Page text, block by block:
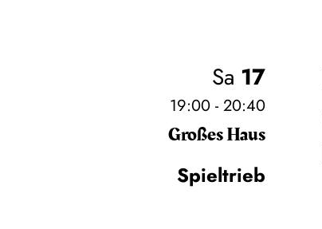
Sa 17
19:00 - 20:40
Großes Haus
Spieltrieb